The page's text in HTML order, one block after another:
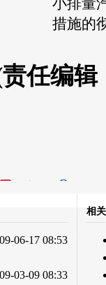
小排量
措施的
任编辑
转发至：
09-06-17 08:53
09-03-09 08:33
相